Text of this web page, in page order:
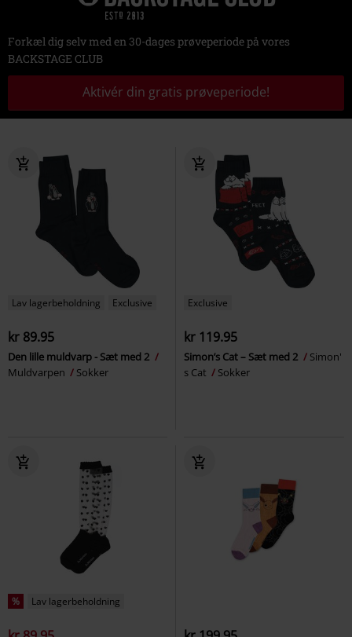
Forkæl dig selv med en 30-dages prøveperiode på vores
BACKSTAGE CLUB
Aktivér din gratis prøveperiode!
Lav lagerbeholdning Exclusive
kr 89.95
Den lille muldvarp - Sæt med 2
Muldvarpen
Sokker
Exclusive
kr 119.95
Simon’s Cat – Sæt med 2
Simon'
s Cat
Sokker
% Lav lagerbeholdning